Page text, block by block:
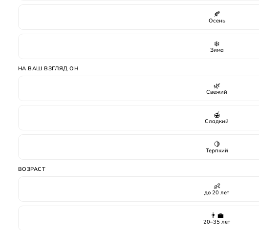
🍂
Осень
❄️
Зима
НА ВАШ ВЗГЛЯД ОН
🌿
Свежий
🍯
Сладкий
🍋
Терпкий
ВОЗРАСТ
👶
до 20 лет
👨‍💼
20–35 лет